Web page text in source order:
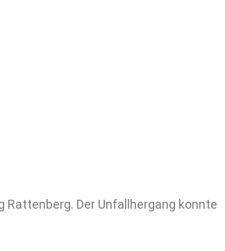
Der Unfallhergang konnte